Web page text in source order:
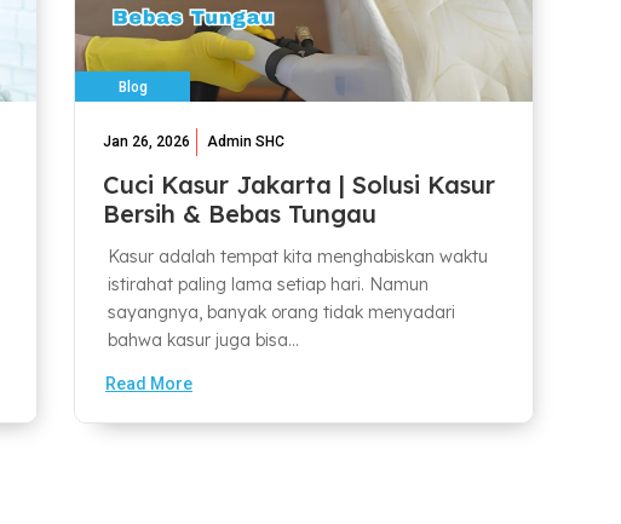
Blog
Jan 26, 2026 Admin SHC
Cuci Kasur Jakarta | Solusi Kasur
Bersih & Bebas Tungau
Kasur adalah tempat kita menghabiskan waktu
istirahat paling lama setiap hari. Namun
sayangnya, banyak orang tidak menyadari
bahwa kasur juga bisa...
Read More